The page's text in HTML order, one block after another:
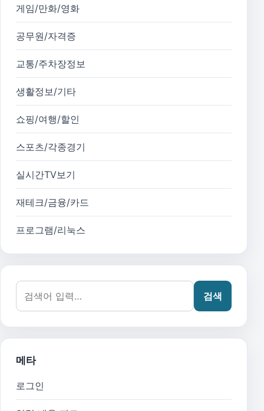
게임/만화/영화
공무원/자격증
교통/주차장정보
생활정보/기타
쇼핑/여행/할인
스포츠/각종경기
실시간TV보기
재테크/금융/카드
프로그램/리눅스
검색어:
검색
메타
로그인